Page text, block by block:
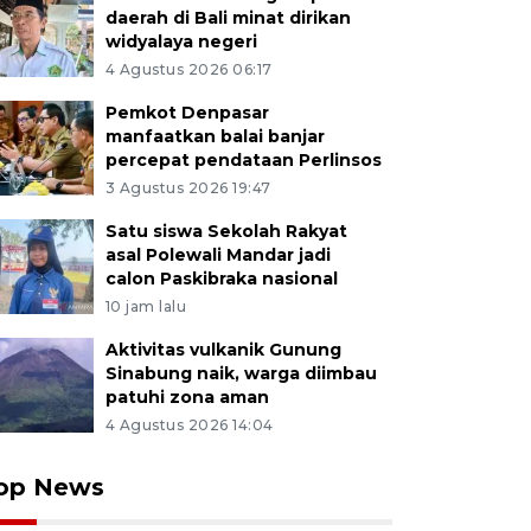
daerah di Bali minat dirikan
widyalaya negeri
4 Agustus 2026 06:17
Pemkot Denpasar
manfaatkan balai banjar
percepat pendataan Perlinsos
3 Agustus 2026 19:47
Satu siswa Sekolah Rakyat
asal Polewali Mandar jadi
calon Paskibraka nasional
10 jam lalu
Aktivitas vulkanik Gunung
Sinabung naik, warga diimbau
patuhi zona aman
4 Agustus 2026 14:04
News